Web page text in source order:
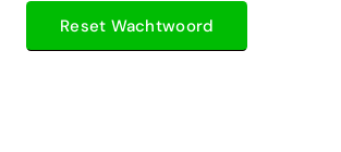
Reset Wachtwoord